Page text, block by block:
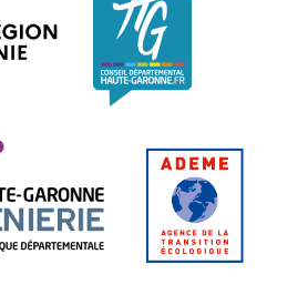
Haute-Garonne